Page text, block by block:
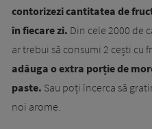
contorizezi cantitatea de
în fiecare zi. Din cele 2000 de
ar trebui să consumi 2 cești cu
adăuga o extra porție de
paste. Sau poți încerca să
noi arome.